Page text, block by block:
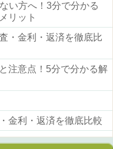
い方へ！3分で分かる
リット
・金利・返済を徹底比
注意点！5分で分かる解
金利・返済を徹底比較